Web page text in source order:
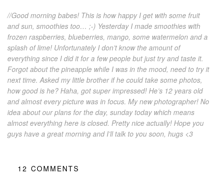
//Good morning babes! This is how happy I get with some fruit
and sun, smoothies too… ;-) Yesterday I made smoothies with
frozen raspberries, blueberries, mango, some watermelon and a
splash of lime! Unfortunately I don’t know the amount of
everything since I did it for a few people but just try and taste it.
Forgot about the pineapple while I was in the mood, need to try it
next time. Asked my little brother if he could take some photos,
how good is he? Haha, got super impressed! He’s 12 years old
and almost every picture was in focus. My new photographer! No
idea about our plans for the day, sunday today which means
almost everything here is closed. Pretty nice actually! Hope you
guys have a great morning and I’ll talk to you soon, hugs <3
12 COMMENTS